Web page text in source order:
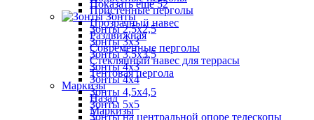
Показать ещё 52
Зонты
Зонты 2,5х2,5
Зонты 3х3
Зонты 3,5х3,5
Зонты 4х3
Зонты 4х4
Зонты 4,5х4,5
Зонты 5х5
Зонты на центральной опоре телескопы
Пристенные перголы
Прозрачный навес
Раздвижная
Современные перголы
Стеклянный навес для террасы
Тентовая пергола
Маркизы
Назад
Маркизы